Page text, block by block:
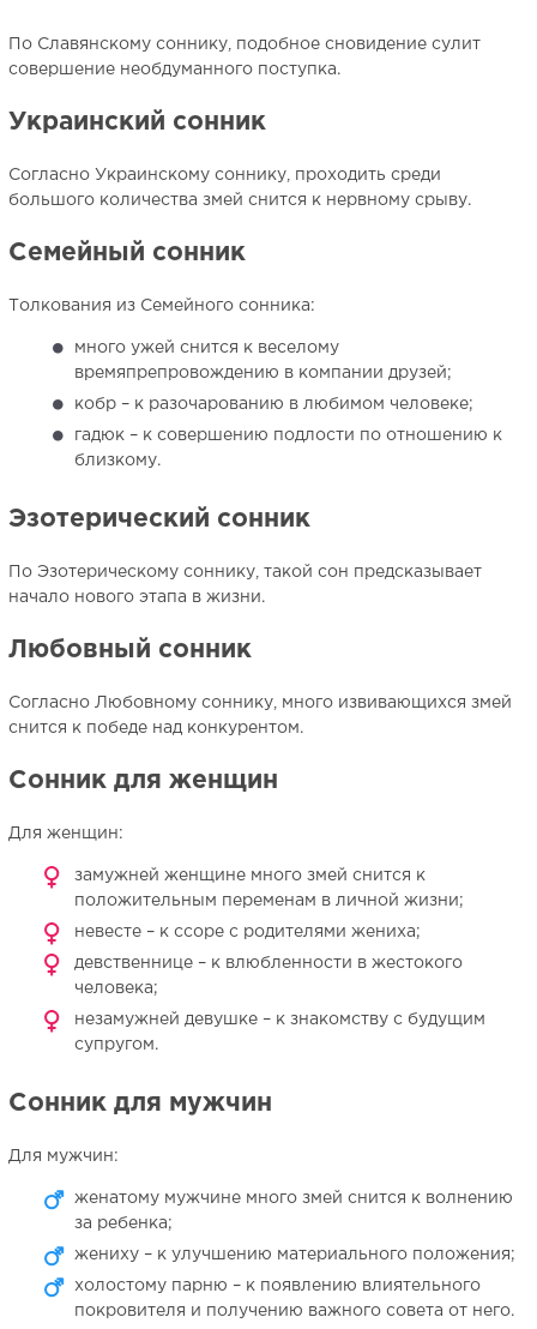
По Славянскому соннику, подобное сновидение сулит
совершение необдуманного поступка.
Украинский сонник
Согласно Украинскому соннику, проходить среди
большого количества змей снится к нервному срыву.
Семейный сонник
Толкования из Семейного сонника:
много ужей снится к веселому
времяпрепровождению в компании друзей;
кобр – к разочарованию в любимом человеке;
гадюк – к совершению подлости по отношению к
близкому.
Эзотерический сонник
По Эзотерическому соннику, такой сон предсказывает
начало нового этапа в жизни.
Любовный сонник
Согласно Любовному соннику, много извивающихся змей
снится к победе над конкурентом.
Сонник для женщин
Для женщин:
замужней женщине много змей снится к
положительным переменам в личной жизни;
невесте – к ссоре с родителями жениха;
девственнице – к влюбленности в жестокого
человека;
незамужней девушке – к знакомству с будущим
супругом.
Сонник для мужчин
Для мужчин:
женатому мужчине много змей снится к волнению
за ребенка;
жениху – к улучшению материального положения;
холостому парню – к появлению влиятельного
покровителя и получению важного совета от него.